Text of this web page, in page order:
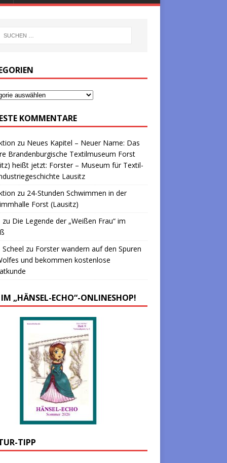
KOMMENTARE
zu Neues Kapitel – Neuer Name: Das
Brandenburgische Textilmuseum Forst
heißt jetzt: Forster – Museum für Textil-
Lausitz
zu 24-Stunden Schwimmen in der
Forst (Lausitz)
zu Die Legende der „Weißen Frau“ im
Scheel zu Forster wandern auf den Spuren
und bekommen kostenlose
„HÄNSEL-ECHO“-ONLINESHOP!
TIPP